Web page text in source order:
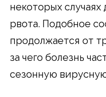
некоторых
рвота. Подобное
продолжается от
за чего болезнь
сезонную